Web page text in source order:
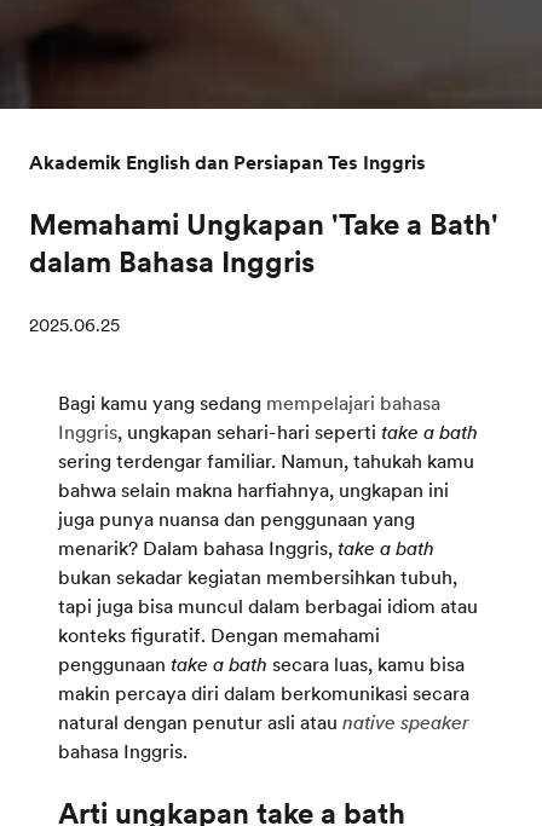
Akademik English dan Persiapan Tes Inggris
Memahami Ungkapan 'Take a Bath'
dalam Bahasa Inggris
2025.06.25
Bagi kamu yang sedang mempelajari bahasa
Inggris, ungkapan sehari-hari seperti take a bath
sering terdengar familiar. Namun, tahukah kamu
bahwa selain makna harfiahnya, ungkapan ini
juga punya nuansa dan penggunaan yang
menarik? Dalam bahasa Inggris,take a bath
bukan sekadar kegiatan membersihkan tubuh,
tapi juga bisa muncul dalam berbagai idiom atau
konteks figuratif. Dengan memahami
penggunaan take a bath secara luas, kamu bisa
makin percaya diri dalam berkomunikasi secara
natural dengan penutur asli atau native speaker
bahasa Inggris.
Arti ungkapan take a bath